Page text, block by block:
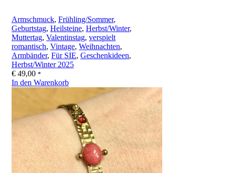
Armschmuck, Frühling/Sommer,
Geburtstag, Heilsteine, Herbst/Winter,
Muttertag, Valentinstag, verspielt
romantisch, Vintage, Weihnachten,
Armbänder, Für SIE, Geschenkideen,
Herbst/Winter 2025
€ 49,00 *
In den Warenkorb